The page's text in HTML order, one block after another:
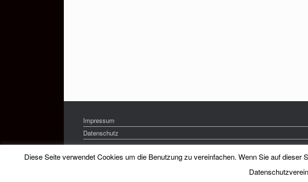
Impressum
Datenschutz
Heimatkreis Reichenberg
Diese Seite verwendet Cookies um die Benutzung zu vereinfachen. Wenn Sie auf